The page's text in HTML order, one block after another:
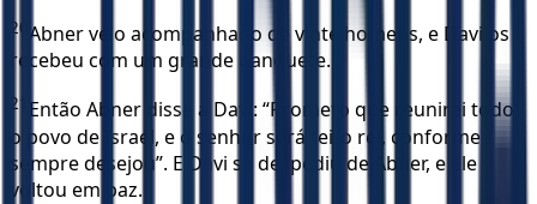
20 Abner veio acompanhado de vinte homens, e Davi os
recebeu com um grande banquete.
21
Então Abner disse a Davi: “Prometo que reunirei todo
o povo de Israel, e o senhor será feito rei, conforme
sempre desejou”. E Davi se despediu de Abner, e ele
voltou em paz.